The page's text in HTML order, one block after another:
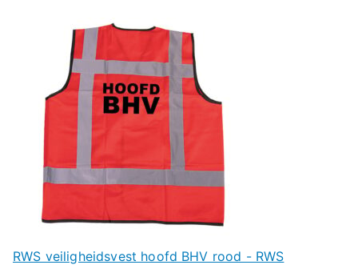
RWS veiligheidsvest hoofd BHV rood - RWS